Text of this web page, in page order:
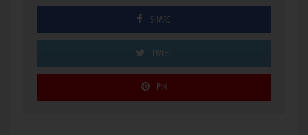
SHARE
TWEET
PIN